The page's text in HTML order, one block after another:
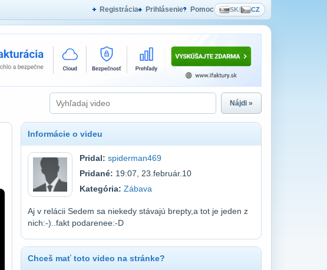
Registrácia Prihlásenie Pomoc SK/ CZ
Nájdi »
Informácie o videu
Pridal: spiderman469
Pridané: 19:07, 23.február.10
Kategória: Zábava
Aj v relácii Sedem sa niekedy stávajú brepty,a tot je jeden z
nich:-)..fakt podarenee:-D
Chceš mať toto video na stránke?